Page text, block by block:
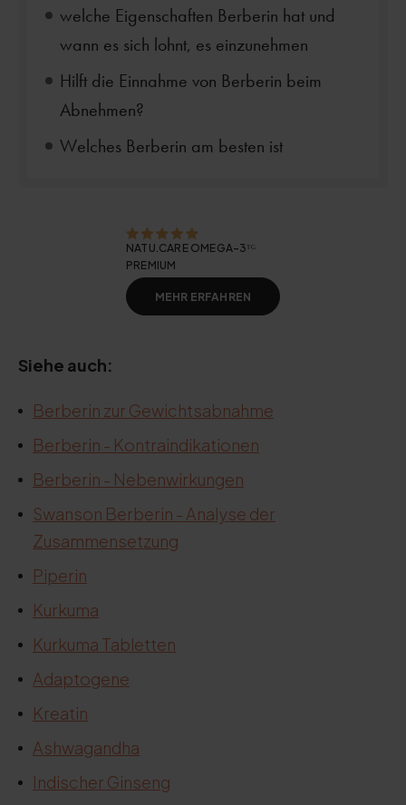
welche Eigenschaften Berberin hat und
wann es sich lohnt, es einzunehmen
Hilft die Einnahme von Berberin beim
Abnehmen?
Welches Berberin am besten ist
NATU.CARE OMEGA-3ᵀᴳ
PREMIUM
MEHR ERFAHREN
Siehe auch:
Berberin zur Gewichtsabnahme
Berberin - Kontraindikationen
Berberin - Nebenwirkungen
Swanson Berberin - Analyse der
Zusammensetzung
Piperin
Kurkuma
Kurkuma Tabletten
Adaptogene
Kreatin
Ashwagandha
Indischer Ginseng